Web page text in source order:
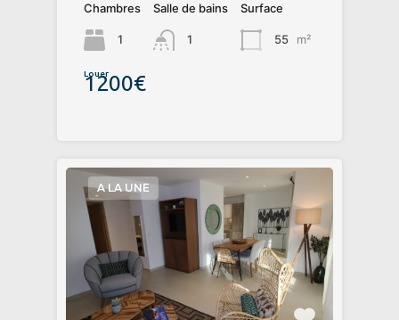
Chambres
1
Salle de bains
1
Surface
55 m²
Louer
1200€
A LA UNE